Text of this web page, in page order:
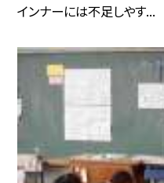
インナーには不足しやす...